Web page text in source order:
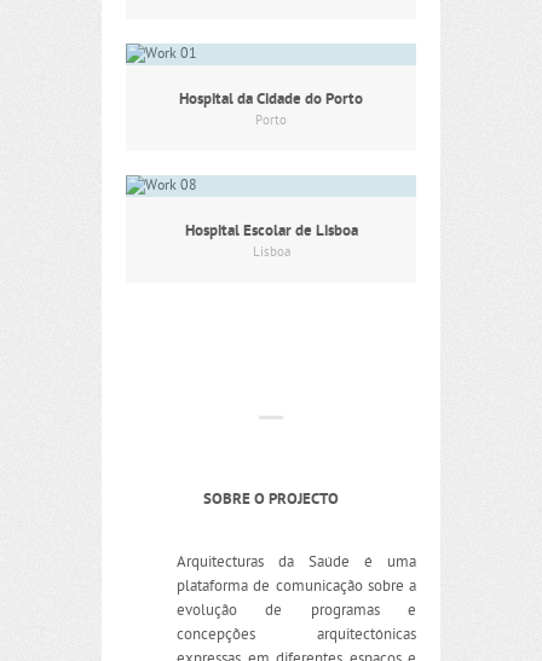
Hospital da Cidade do Porto
Porto
Hospital Escolar de Lisboa
Lisboa
SOBRE O PROJECTO
Arquitecturas da Saúde é uma
plataforma de comunicação sobre a
evolução de programas e
concepções arquitectónicas